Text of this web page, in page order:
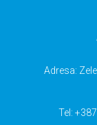
Adresa:
Tel: